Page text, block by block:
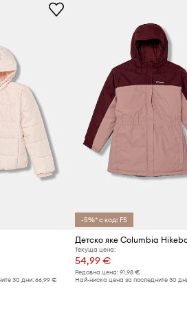
Марка
30 дни: 66,99 €
-5%* с код: FS
Детско яке Columbia
Текуща цена:
54,99 €
Редовна цена: 91,98 €
Най-ниска цена за последните 30